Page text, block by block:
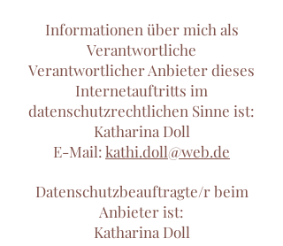
Informationen über mich als
Verantwortliche
Verantwortlicher Anbieter dieses
Internetauftritts im
datenschutzrechtlichen Sinne ist:
Katharina Doll
E-Mail:kathi.doll@web.de
Datenschutzbeauftragte/r beim
Anbieter ist:
Katharina Doll